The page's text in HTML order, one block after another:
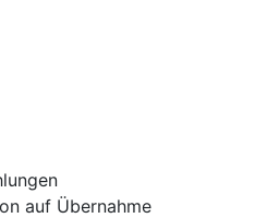
auf Übernahme